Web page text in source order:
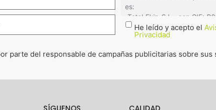
He leído y acepto el
Privacidad
parte del responsable de campañas publicitarias sobre